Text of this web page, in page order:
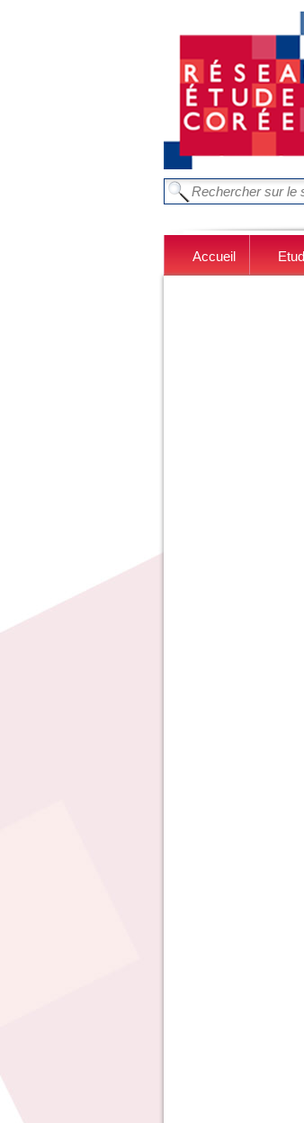
FORMULAIRE
Chercher dans ce site
Accueil